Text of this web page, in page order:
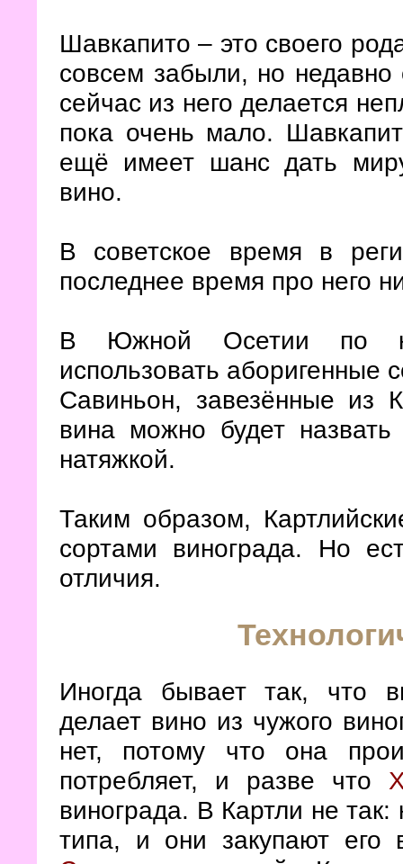
Шавкапито – это своего
совсем забыли, но
сейчас из него делается
пока очень мало.
ещё имеет шанс дать
вино.
В советское время в
последнее время про него
В Южной Осетии по
использовать аборигенные
Савиньон, завезённые из
вина можно будет
натяжкой.
Таким образом,
сортами винограда. Но
отличия.
Иногда бывает так, что
делает вино из чужого
нет, потому что она
потребляет, и разве что
винограда. В Картли не так:
типа, и они закупают его